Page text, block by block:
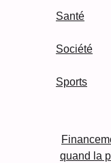
Santé
Société
Sports
quand la